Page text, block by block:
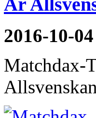
2016-10-
Matchdax-